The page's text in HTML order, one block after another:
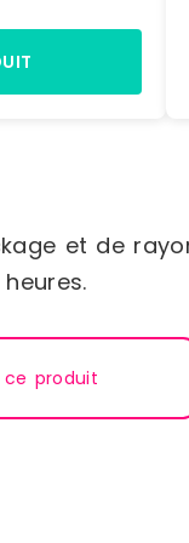
: L. 1090 x
: 60 kg.
et de
ce produit